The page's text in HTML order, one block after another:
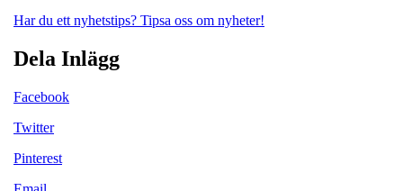
Har du ett nyhetstips? Tipsa oss om nyheter!
Dela Inlägg
Facebook
Twitter
Pinterest